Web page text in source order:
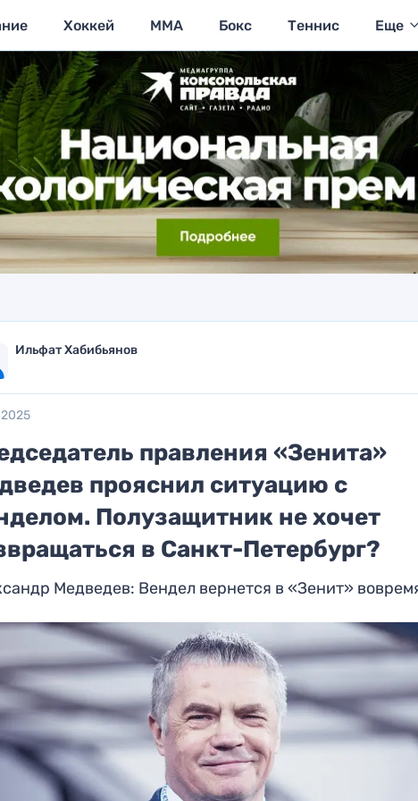
Хоккей MMA Бокс Теннис Еще
Ильфат Хабибьянов
правления «Зенита»
прояснил ситуацию с
Полузащитник не хочет
в Санкт-Петербург?
Медведев: Вендел вернется в «Зенит»